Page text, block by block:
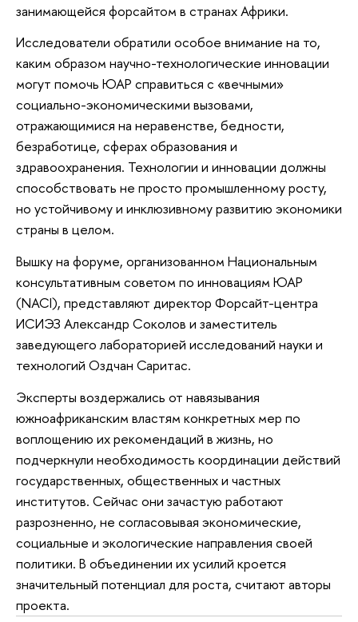
занимающейся форсайтом в странах Африки.
Исследователи обратили особое внимание на то,
каким образом научно-технологические инновации
могут помочь ЮАР справиться с «вечными»
социально-экономическими вызовами,
отражающимися на неравенстве, бедности,
безработице, сферах образования и
здравоохранения. Технологии и инновации должны
способствовать не просто промышленному росту,
но устойчивому и инклюзивному развитию экономики
страны в целом.
Вышку на форуме, организованном Национальным
консультативным советом по инновациям ЮАР
(NACI), представляют директор Форсайт-центра
ИСИЭЗ Александр Соколов и заместитель
заведующего лабораторией исследований науки и
технологий Оздчан Саритас.
Эксперты воздержались от навязывания
южноафриканским властям конкретных мер по
воплощению их рекомендаций в жизнь, но
подчеркнули необходимость координации действий
государственных, общественных и частных
институтов. Сейчас они зачастую работают
разрозненно, не согласовывая экономические,
социальные и экологические направления своей
политики. В объединении их усилий кроется
значительный потенциал для роста, считают авторы
проекта.